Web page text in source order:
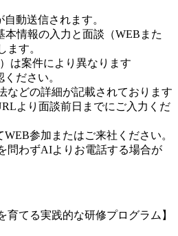
動送信されます。
本情報の入力と面談（WEBまた
ます。
は案件により異なります
ださい。
などの詳細が記載されております
より面談前日までにご入力くだ
参加またはご来社ください。
問わずAIよりお電話する場合が
育てる実践的な研修プログラム】